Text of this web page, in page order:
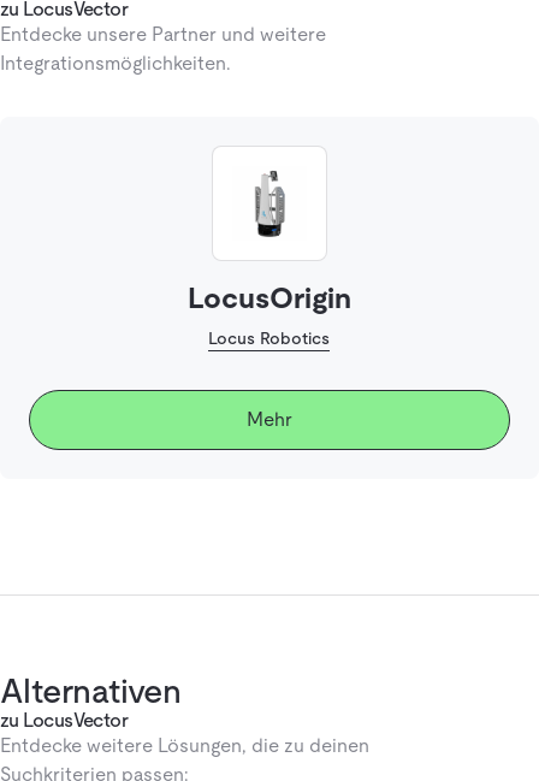
zu LocusVector
Entdecke unsere Partner und weitere
Integrationsmöglichkeiten.
LocusOrigin
Locus Robotics
Mehr
Alternativen
zu LocusVector
Entdecke weitere Lösungen, die zu deinen
Suchkriterien passen: